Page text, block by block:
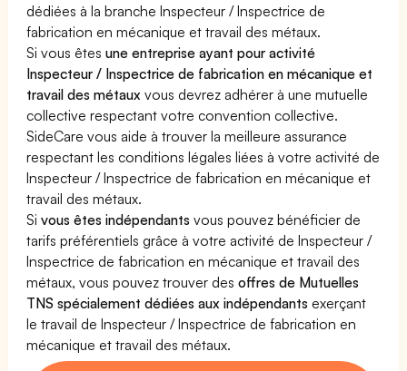
dédiées à la branche Inspecteur / Inspectrice de
fabrication en mécanique et travail des métaux.
Si vous êtesune entreprise ayant pour activité
Inspecteur / Inspectrice de fabrication en mécanique et
travail des métaux vous devrez adhérer à une mutuelle
collective respectant votre convention collective.
SideCare vous aide à trouver la meilleure assurance
respectant les conditions légales liées à votre activité de
Inspecteur / Inspectrice de fabrication en mécanique et
travail des métaux.
Sivous êtes indépendants vous pouvez bénéficier de
tarifs préférentiels grâce à votre activité de Inspecteur /
Inspectrice de fabrication en mécanique et travail des
métaux, vous pouvez trouver desoffres de Mutuelles
TNS spécialement dédiées aux indépendants exerçant
le travail de Inspecteur / Inspectrice de fabrication en
mécanique et travail des métaux.